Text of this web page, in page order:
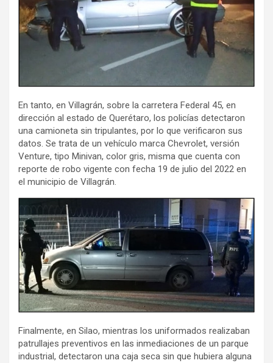
En tanto, en Villagrán, sobre la carretera Federal 45, en
dirección al estado de Querétaro, los policías detectaron
una camioneta sin tripulantes, por lo que verificaron sus
datos. Se trata de un vehículo marca Chevrolet, versión
Venture, tipo Minivan, color gris, misma que cuenta con
reporte de robo vigente con fecha 19 de julio del 2022 en
el municipio de Villagrán.
Finalmente, en Silao, mientras los uniformados realizaban
patrullajes preventivos en las inmediaciones de un parque
industrial, detectaron una caja seca sin que hubiera alguna